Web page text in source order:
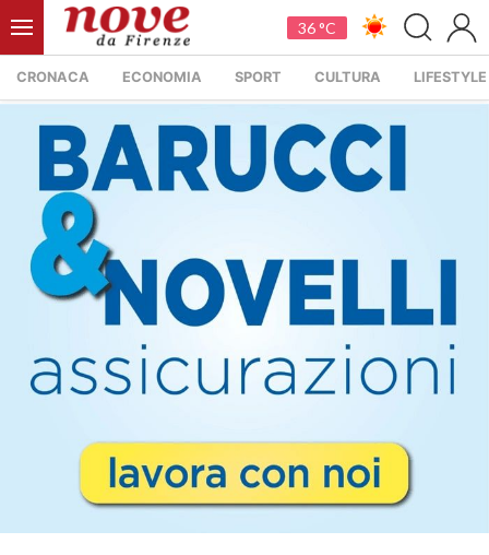
36 °C
CRONACA ECONOMIA SPORT CULTURA LIFESTYLE